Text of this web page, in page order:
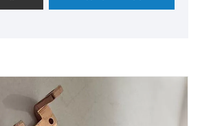
қола мыс фонарының контактілі